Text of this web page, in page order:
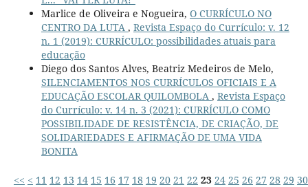
Marlice de Oliveira e Nogueira, O CURRÍCULO NO
CENTRO DA LUTA , Revista Espaço do Currículo: v. 12
n. 1 (2019): CURRÍCULO: possibilidades atuais para
educação
Diego dos Santos Alves, Beatriz Medeiros de Melo,
SILENCIAMENTOS NOS CURRÍCULOS OFICIAIS E A
EDUCAÇÃO ESCOLAR QUILOMBOLA , Revista Espaço
do Currículo: v. 14 n. 3 (2021): CURRÍCULO COMO
POSSIBILIDADE DE RESISTÊNCIA, DE CRIAÇÃO, DE
SOLIDARIEDADES E AFIRMAÇÃO DE UMA VIDA
BONITA
<< < 11 12 13 14 15 16 17 18 19 20 21 22 23 24 25 26 27 28 29 30